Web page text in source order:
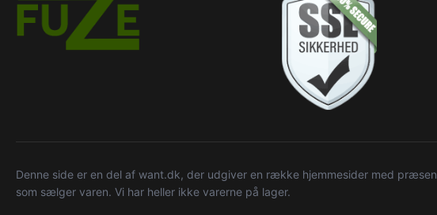
Denne side er en del af want.dk, der udgiver en række hjemmesider med
som sælger varen. Vi har heller ikke varerne på lager.